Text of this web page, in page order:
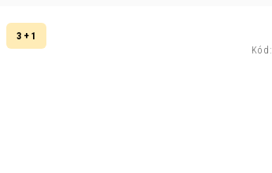
3 + 1
Kód: